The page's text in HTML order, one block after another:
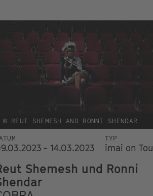
© REUT SHEMESH AND RONNI SHENDAR
- 14.03.2023
TYP
imai on
Shemesh und Ronni